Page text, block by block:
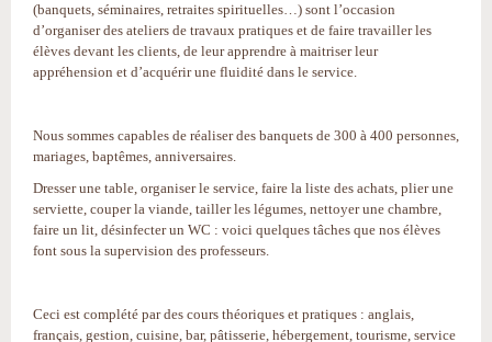
(banquets, séminaires, retraites spirituelles…) sont l’occasion
d’organiser des ateliers de travaux pratiques et de faire travailler les
élèves devant les clients, de leur apprendre à maitriser leur
appréhension et d’acquérir une fluidité dans le service.
Nous sommes capables de réaliser des banquets de 300 à 400 personnes,
mariages, baptêmes, anniversaires.
Dresser une table, organiser le service, faire la liste des achats, plier une
serviette, couper la viande, tailler les légumes, nettoyer une chambre,
faire un lit, désinfecter un WC : voici quelques tâches que nos élèves
font sous la supervision des professeurs.
Ceci est complété par des cours théoriques et pratiques : anglais,
français, gestion, cuisine, bar, pâtisserie, hébergement, tourisme, service